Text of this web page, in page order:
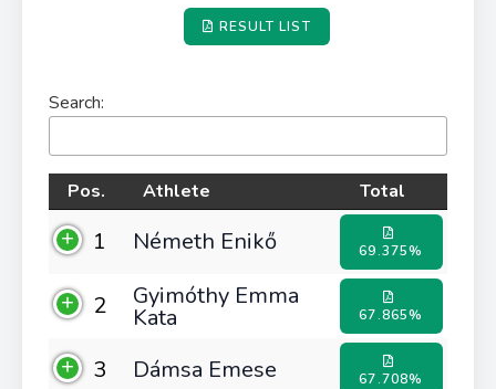
RESULT LIST
Search:
Pos. Athlete Total
1 Németh Enikő 69.375%
2 Gyimóthy Emma
Kata 67.865%
3 Dámsa Emese 67.708%